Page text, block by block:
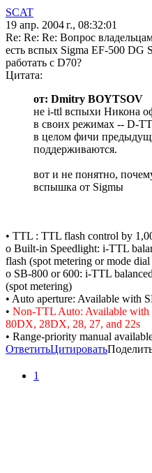
SCAT
19 апр. 2004 г., 08:32:01
Re: Re: Re: Вопрос
есть вспых Sigma EF-500 DG
работать с D70?
Цитата:
от: Dmitry BOYTSOV
не i-ttl вспыхи Никона
в своих режимах -- D-
в целом фичи
поддерживаются.
вот и не понятно,
вспышка от Sigmы
• TTL : TTL flash control by
o Built-in Speedlight: i-TTL
flash (spot metering or mode
o SB-800 or 600: i-TTL
(spot metering)
• Auto aperture: Available with
• Non-TTL Auto: Available with
80DX, 28DX, 28, 27, and 22s
• Range-priority manual
ОтветитьЦитировать
1